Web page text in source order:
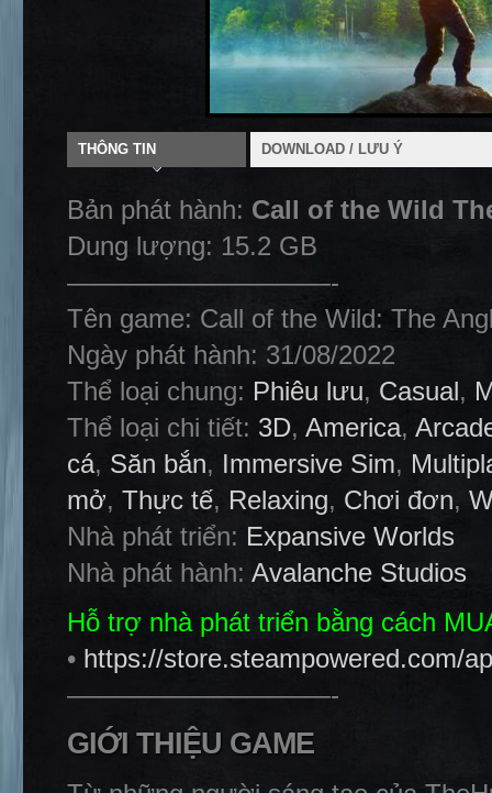
THÔNG TIN DOWNLOAD / LƯU Ý
Bản phát hành: Call of the Wild
Dung lượng: 15.2 GB
——————————-
Tên game: Call of the Wild: The
Ngày phát hành: 31/08/2022
Thể loại chung: Phiêu lưu, Casual,
Thể loại chi tiết: 3D, America,
cá, Săn bắn, Immersive Sim,
mở, Thực tế, Relaxing, Chơi đơn,
Nhà phát triển: Expansive Worlds
Nhà phát hành: Avalanche Studios
Hỗ trợ nhà phát triển bằng cách
• https://store.steampowered.com/
——————————-
GIỚI THIỆU GAME